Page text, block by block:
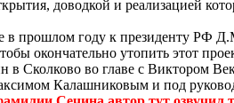
доводкой и реализацией
прошлом году к президенту РФ
окончательно утопить этот
в Сколково во главе с Виктором
Калашниковым и под